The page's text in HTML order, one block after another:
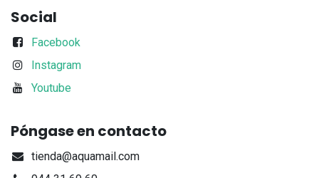
Social
Facebook
Instagram
Youtube
Póngase en contacto
tienda@aquamail.com